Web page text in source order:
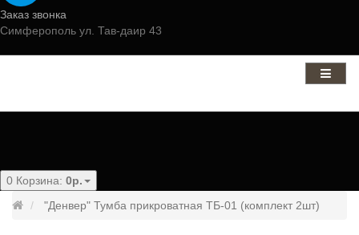
Заказ звонка
Симферополь ул. Тав-даир 43
0 Корзина: 0р.
"Денвер" Тумба прикроватная ТБ-01 (комплект 2шт)